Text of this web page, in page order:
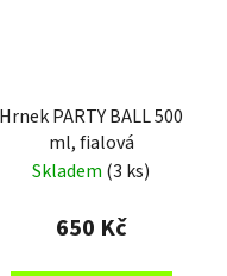
Hrnek PARTY BALL 500
ml, fialová
Skladem (3 ks)
650 Kč